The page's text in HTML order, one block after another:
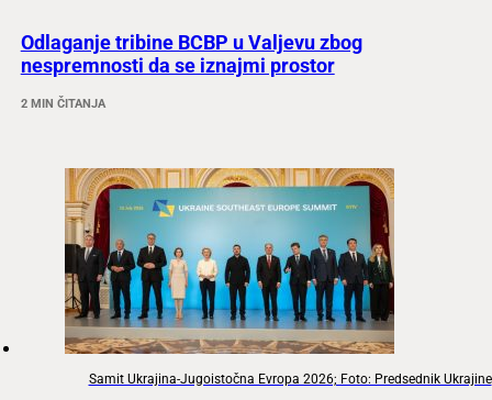
Odlaganje tribine BCBP u Valjevu zbog
nespremnosti da se iznajmi prostor
2 MIN ČITANJA
Samit Ukrajina-Jugoistočna Evropa 2026; Foto: Predsednik Ukrajine